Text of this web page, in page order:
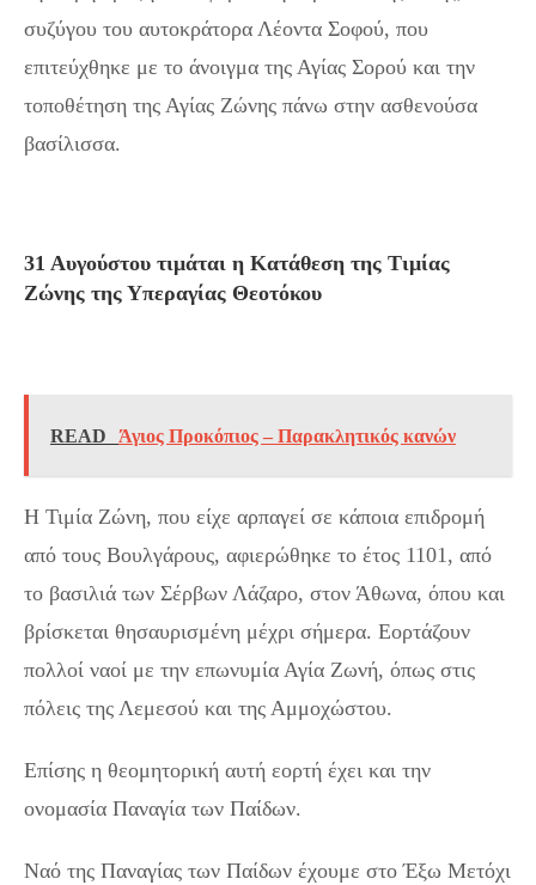
συζύγου του αυτοκράτορα Λέοντα Σοφού, που
επιτεύχθηκε με το άνοιγμα της Αγίας Σορού και την
τοποθέτηση της Αγίας Ζώνης πάνω στην ασθενούσα
βασίλισσα.
31 Αυγούστου τιμάται η Κατάθεση της Τιμίας
Ζώνης της Υπεραγίας Θεοτόκου
READ Άγιος Προκόπιος – Παρακλητικός κανών
Η Τιμία Ζώνη, που είχε αρπαγεί σε κάποια επιδρομή
από τους Βουλγάρους, αφιερώθηκε το έτος 1101, από
το βασιλιά των Σέρβων Λάζαρο, στον Άθωνα, όπου και
βρίσκεται θησαυρισμένη μέχρι σήμερα. Εορτάζουν
πολλοί ναοί με την επωνυμία Αγία Ζωνή, όπως στις
πόλεις της Λεμεσού και της Αμμοχώστου.
Επίσης η θεομητορική αυτή εορτή έχει και την
ονομασία Παναγία των Παίδων.
Ναό της Παναγίας των Παίδων έχουμε στο Έξω Μετόχι